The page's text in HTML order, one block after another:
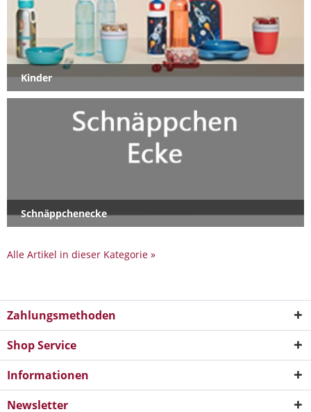
Kinder
Schnäppchenecke
Alle Artikel in dieser Kategorie »
Zahlungsmethoden
Shop Service
Informationen
Newsletter